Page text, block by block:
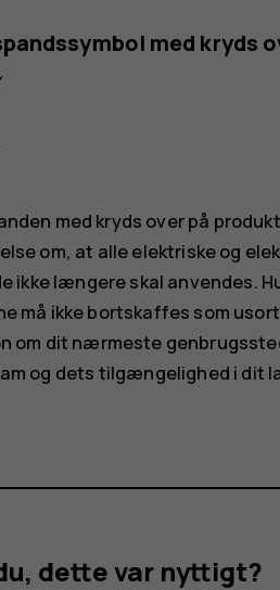
med kryds
med kryds over på
om, at alle elektriske og
ikke længere skal anvendes.
må ikke bortskaffes som
om dit nærmeste
og dets tilgængelighed i dit
dette var nyttigt?